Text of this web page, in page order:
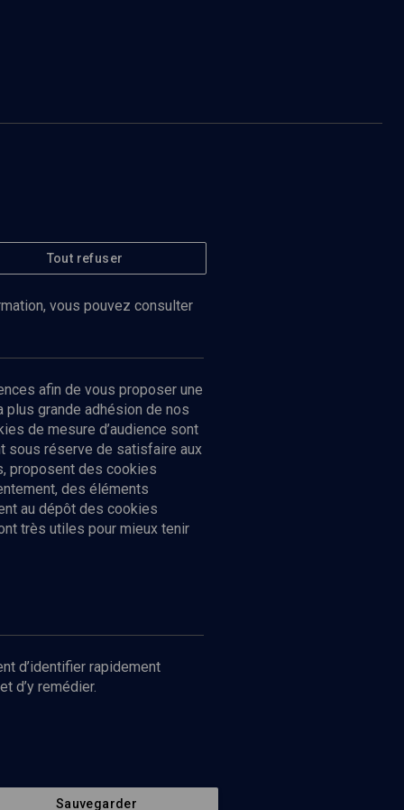
Tout refuser
vous pouvez consulter
afin de vous proposer une
grande adhésion de nos
de mesure d’audience sont
sous réserve de satisfaire aux
proposent des cookies
des éléments
au dépôt des cookies
très utiles pour mieux tenir
d’identifier rapidement
d’y remédier.
Sauvegarder